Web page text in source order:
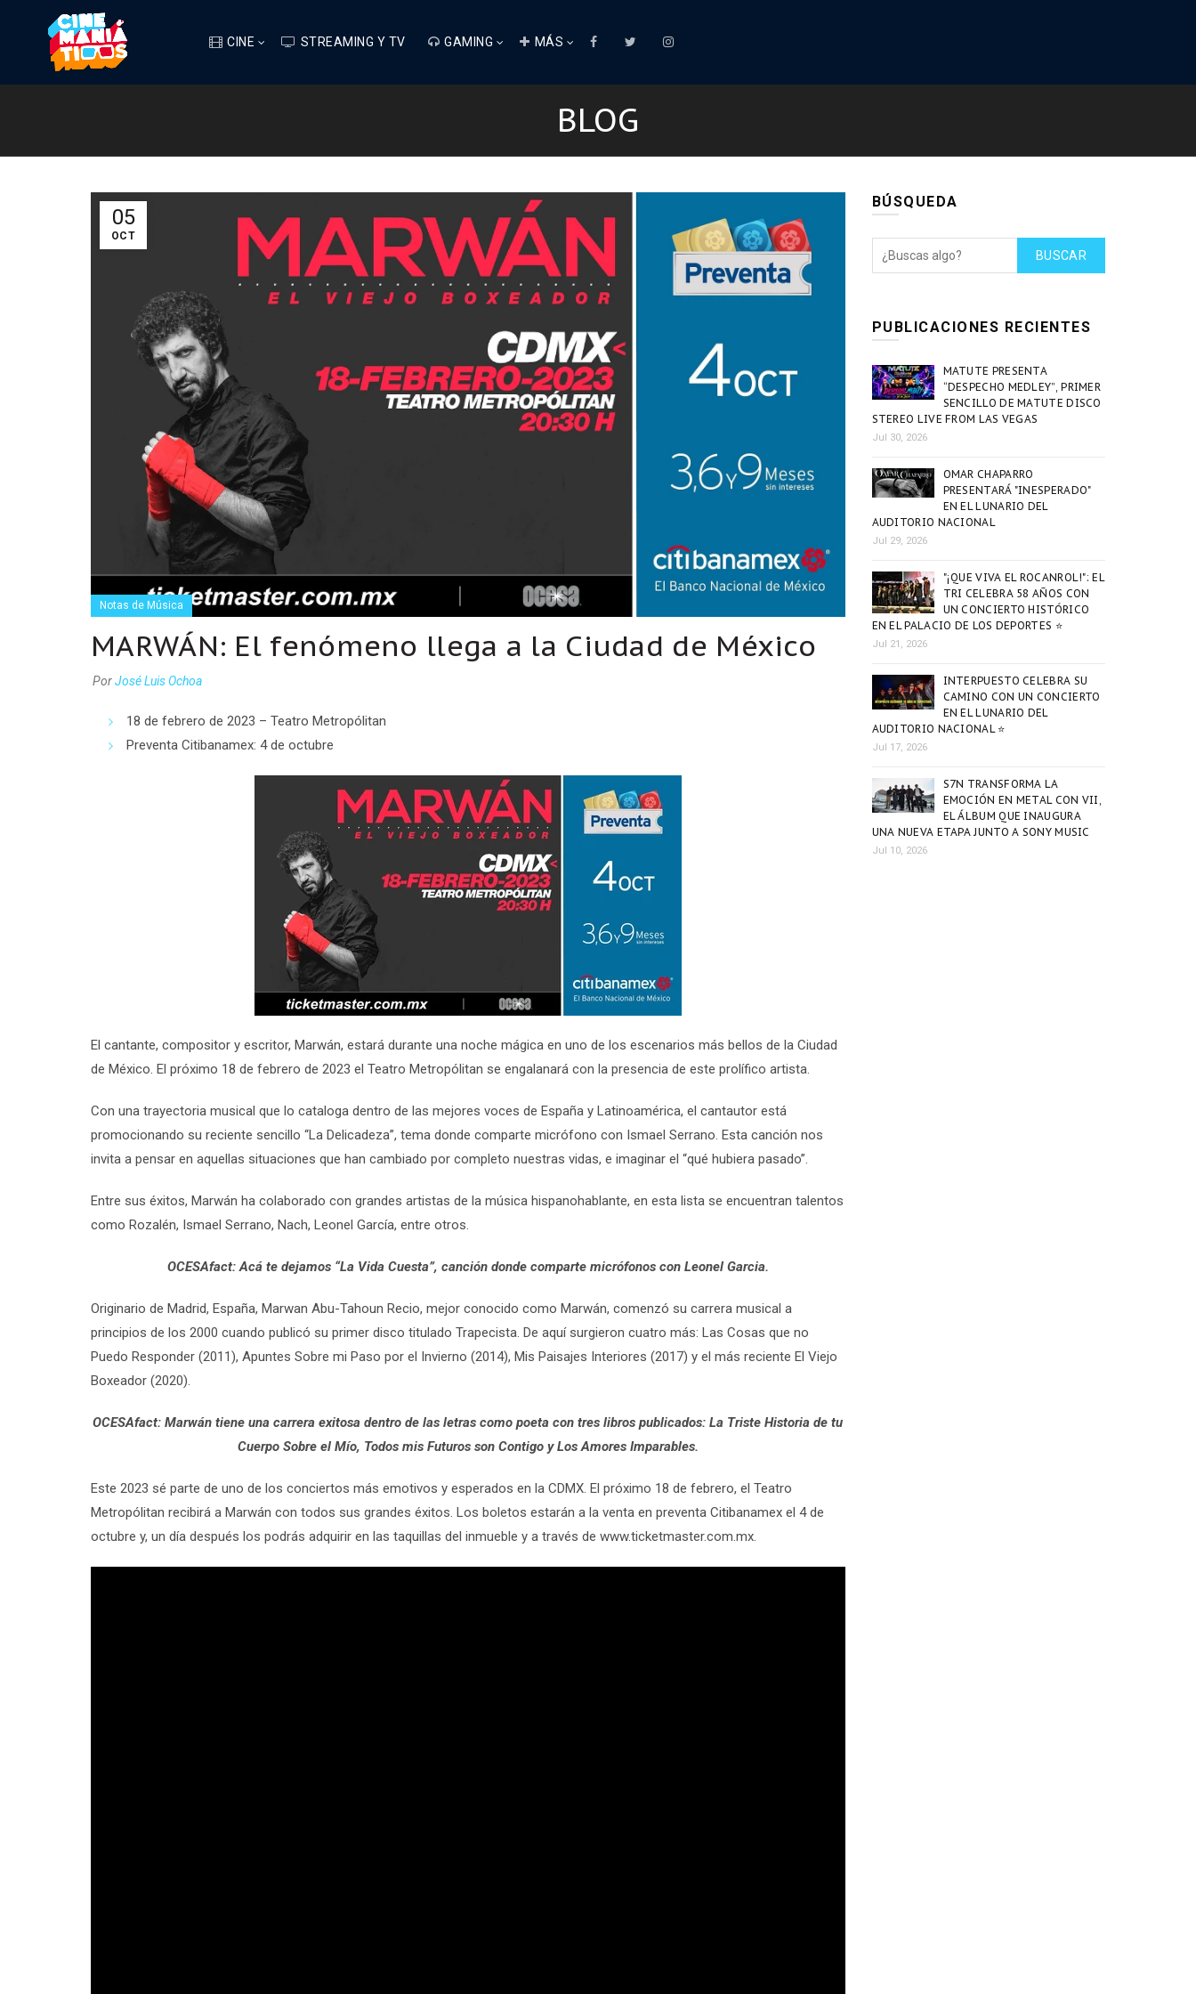
CINE STREAMING Y TV GAMING MÁS
BLOG
05
OCT
Notas de Música
MARWÁN: El fenómeno llega a la Ciudad de México
PorJosé Luis Ochoa
18 de febrero de 2023 – Teatro Metropólitan
Preventa Citibanamex: 4 de octubre
El cantante, compositor y escritor, Marwán, estará durante una noche mágica en uno de los escenarios más bellos de la Ciudad
de México. El próximo 18 de febrero de 2023 el Teatro Metropólitan se engalanará con la presencia de este prolífico artista.
Con una trayectoria musical que lo cataloga dentro de las mejores voces de España y Latinoamérica, el cantautor está
promocionando su reciente sencillo “La Delicadeza”, tema donde comparte micrófono con Ismael Serrano. Esta canción nos
invita a pensar en aquellas situaciones que han cambiado por completo nuestras vidas, e imaginar el “qué hubiera pasado”.
Entre sus éxitos, Marwán ha colaborado con grandes artistas de la música hispanohablante, en esta lista se encuentran talentos
como Rozalén, Ismael Serrano, Nach, Leonel García, entre otros.
OCESAfact: Acá te dejamos “La Vida Cuesta”, canción donde comparte micrófonos con Leonel Garcia.
Originario de Madrid, España, Marwan Abu-Tahoun Recio, mejor conocido como Marwán, comenzó su carrera musical a
principios de los 2000 cuando publicó su primer disco titulado Trapecista. De aquí surgieron cuatro más: Las Cosas que no
Puedo Responder (2011), Apuntes Sobre mi Paso por el Invierno (2014), Mis Paisajes Interiores (2017) y el más reciente El Viejo
Boxeador (2020).
OCESAfact: Marwán tiene una carrera exitosa dentro de las letras como poeta con tres libros publicados: La Triste Historia de tu
Cuerpo Sobre el Mío, Todos mis Futuros son Contigo y Los Amores Imparables.
Este 2023 sé parte de uno de los conciertos más emotivos y esperados en la CDMX. El próximo 18 de febrero, el Teatro
Metropólitan recibirá a Marwán con todos sus grandes éxitos. Los boletos estarán a la venta en preventa Citibanamex el 4 de
octubre y, un día después los podrás adquirir en las taquillas del inmueble y a través de www.ticketmaster.com.mx.
BÚSQUEDA
BUSCAR
PUBLICACIONES RECIENTES
MATUTE PRESENTA
“DESPECHO MEDLEY”, PRIMER
SENCILLO DE MATUTE DISCO
STEREO LIVE FROM LAS VEGAS
Jul 30, 2026
OMAR CHAPARRO
PRESENTARÁ "INESPERADO"
EN EL LUNARIO DEL
AUDITORIO NACIONAL
Jul 29, 2026
"¡QUE VIVA EL ROCANROL!": EL
TRI CELEBRA 58 AÑOS CON
UN CONCIERTO HISTÓRICO
EN EL PALACIO DE LOS DEPORTES ⭐
Jul 21, 2026
INTERPUESTO CELEBRA SU
CAMINO CON UN CONCIERTO
EN EL LUNARIO DEL
AUDITORIO NACIONAL ⭐
Jul 17, 2026
S7N TRANSFORMA LA
EMOCIÓN EN METAL CON VII,
EL ÁLBUM QUE INAUGURA
UNA NUEVA ETAPA JUNTO A SONY MUSIC
Jul 10, 2026